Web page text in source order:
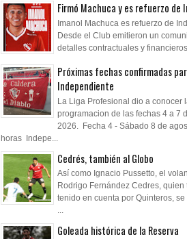
Firmó Machuca y es refuerzo de
Imanol Machuca es refuerzo de
Desde el Club emitieron un
detalles contractuales y financieros
Próximas fechas confirmadas
Independiente
La Liga Profesional dio a conocer
programacion de las fechas 4 a 7
2026. Fecha 4 - Sábado 8 de
horas Indepe...
Cedrés, también al Globo
Así como Ignacio Pussetto, el
Rodrigo Fernández Cedres, quien
tenido en cuenta por Quinteros, se
...
Goleada histórica de la Reserva